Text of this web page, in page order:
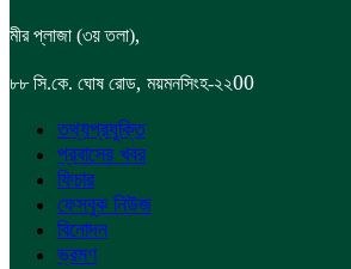
মীর প্লাজা (৩য় তলা),
৮৮ সি.কে. ঘোষ রোড, ময়মনসিংহ-২২00
তথ্যপ্রযুক্তি
প্রবাসের খবর
ফিচার
ফেসবুক নিউজ
বিনোদন
ভ্রমণ